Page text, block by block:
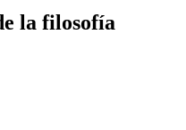
la filosofía